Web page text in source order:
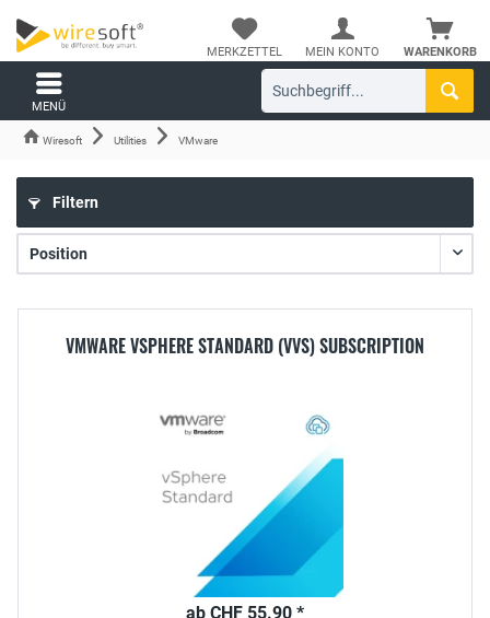
WARENKORB
MERKZETTEL MEIN KONTO
MENÜ
Wiresoft Utilities VMware
Filtern
VMWARE VSPHERE STANDARD (VVS) SUBSCRIPTION
ab CHF 55.90 *